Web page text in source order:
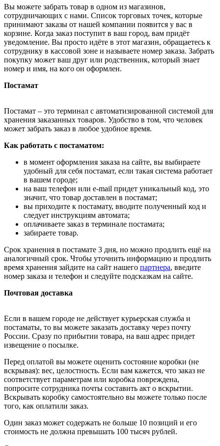
Вы можете забрать товар в одном из магазинов,
сотрудничающих с нами. Список торговых точек, которые
принимают заказы от нашей компании появится у вас в
корзине. Когда заказ поступит в ваш город, вам придёт
уведомление. Вы просто идёте в этот магазин, обращаетесь к
сотруднику в кассовой зоне и называете номер заказа. Забрать
покупку может ваш друг или родственник, который знает
номер и имя, на кого он оформлен.
Постамат
Постамат – это терминал с автоматизированной системой для
хранения заказанных товаров. Удобство в том, что человек
может забрать заказ в любое удобное время.
Как работать с постаматом:
в момент оформления заказа на сайте, вы выбираете
удобный для себя постамат, если такая система работает
в вашем городе;
на ваш телефон или e-mail придет уникальный код, это
значит, что товар доставлен в постамат;
вы приходите к постамату, вводите полученный код и
следует инструкциям автомата;
оплачиваете заказ в терминале постамата;
забираете товар.
Срок хранения в постамате 3 дня, но можно продлить ещё на
аналогичный срок. Чтобы уточнить информацию и продлить
время хранения зайдите на сайт нашего партнера, введите
номер заказа и телефон и следуйте подсказкам на сайте.
Почтовая доставка
Если в вашем городе не действует курьерская служба и
постаматы, то вы можете заказать доставку через почту
России. Сразу по прибытии товара, на ваш адрес придет
извещение о посылке.
Перед оплатой вы можете оценить состояние коробки (не
вскрывая): вес, целостность. Если вам кажется, что заказ не
соответствует параметрам или коробка повреждена,
попросите сотрудника почты составить акт о вскрытии.
Вскрывать коробку самостоятельно вы можете только после
того, как оплатили заказ.
Один заказ может содержать не больше 10 позиций и его
стоимость не должна превышать 100 тысяч рублей.